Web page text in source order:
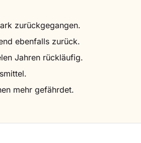
zurückgegangen.
ebenfalls zurück.
Jahren rückläufig.
mehr gefährdet.